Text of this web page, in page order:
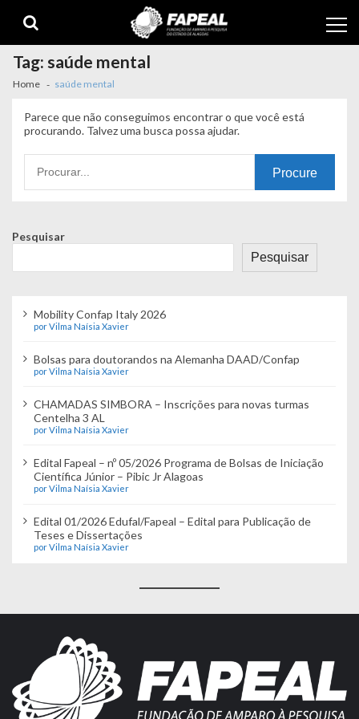
navigation
content
Tag:saúde mental
Home saúde mental
Parece que não conseguimos encontrar o que você está
procurando. Talvez uma busca possa ajudar.
por:
Pesquisar
Pesquisar
Mobility Confap Italy 2026
por Vilma Naísia Xavier
Bolsas para doutorandos na Alemanha DAAD/Confap
por Vilma Naísia Xavier
CHAMADAS SIMBORA – Inscrições para novas turmas
Centelha 3 AL
por Vilma Naísia Xavier
Edital Fapeal – nº 05/2026 Programa de Bolsas de Iniciação
Científica Júnior – Pibic Jr Alagoas
por Vilma Naísia Xavier
Edital 01/2026 Edufal/Fapeal – Edital para Publicação de
Teses e Dissertações
por Vilma Naísia Xavier